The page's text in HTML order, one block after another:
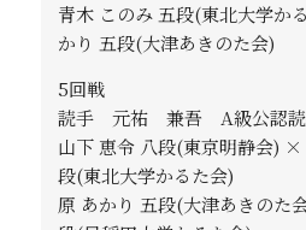
青木 このみ 五段(東北大学
かり 五段(大津あきのた会)
5回戦
読手 元祐 兼吾 A級公認
山下 恵令 八段(東京明静会)
段(東北大学かるた会)
原 あかり 五段(大津あきの